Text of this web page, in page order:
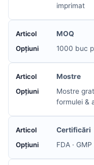
imprimat
MOQ
1000 buc
Mostre
Mostre
formulei &
Certificări
FDA · GMP